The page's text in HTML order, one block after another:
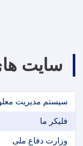
سایت
سیستم مدیریت
فلیکر ما
وزارت دفاع ملی